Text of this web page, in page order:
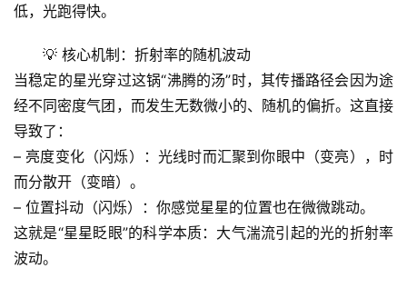
低，光跑得快。
💡 核心机制：折射率的随机波动
当稳定的星光穿过这锅“沸腾的汤”时，其传播路径会因为途
经不同密度气团，而发生无数微小的、随机的偏折。这直接
导致了：
– 亮度变化（闪烁）
：光线时而汇聚到你眼中（变亮），时
而分散开（变暗）。
– 位置抖动（闪烁）
：你感觉星星的位置也在微微跳动。
这就是“星星眨眼”的科学本质：大气湍流引起的光的折射率
波动。